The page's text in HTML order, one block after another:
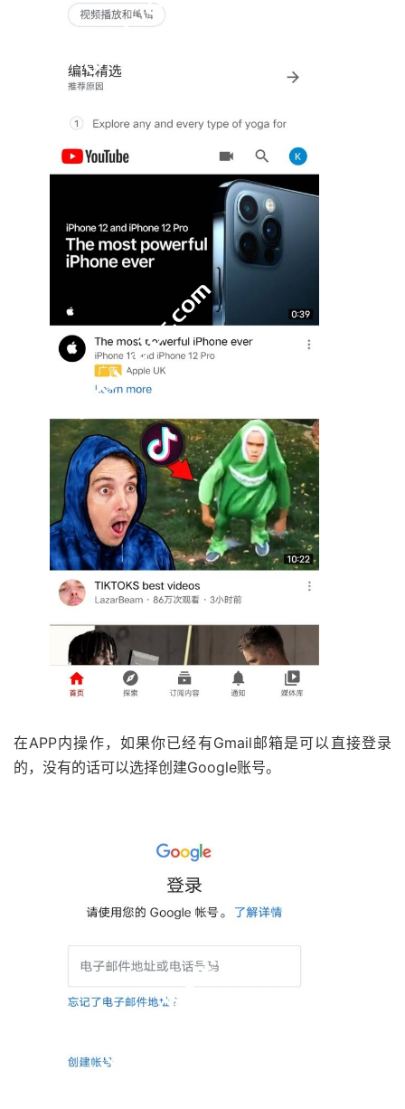
在APP内操作，如果你已经有Gmail邮箱是可以直接登录
的，没有的话可以选择创建Google账号。